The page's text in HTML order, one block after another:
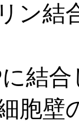
ン結
結
胞壁